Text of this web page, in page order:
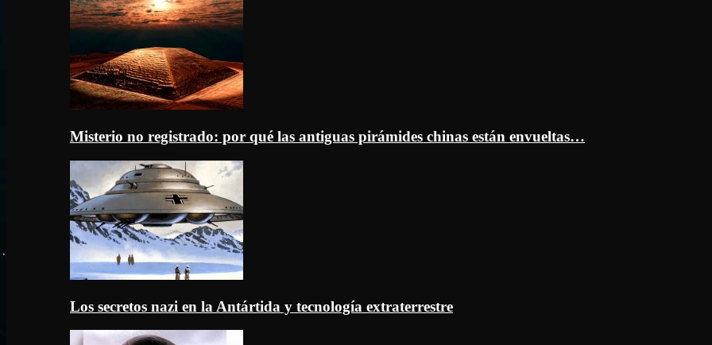
Misterio no registrado: por qué las antiguas pirámides chinas están envueltas…
Los secretos nazi en la Antártida y tecnología extraterrestre